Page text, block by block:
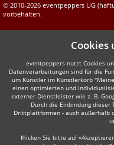
© 2010-2026 eventpeppers UG
vorbehalten.
Cookies
eventpeppers nutzt Cookies
Datenverarbeitungen sind für die
um Künstler im Künstlerkorb
einen optimierten und
externer Dienstleister wie z. B.
Durch die Einbindung dieser
Drittplattformen - auch außerhalb
Klicken Sie bitte auf